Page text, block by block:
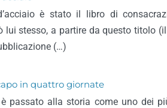
è stato il libro di
lui stesso, a partire da questo titolo
(…)
in quattro giornate
passato alla storia come uno dei